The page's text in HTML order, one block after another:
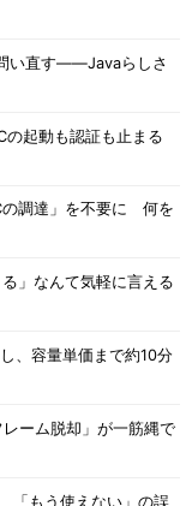
い直す――Javaらしさ
起動も認証も止まる
の調達」を不要に 何を
」なんて気軽に言える
、容量単価まで約10分
ーム脱却」が一筋縄で
「もう使えない」の誤